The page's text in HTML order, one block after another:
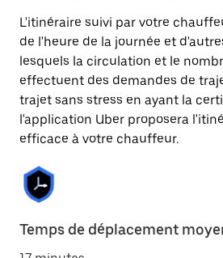
L'itinéraire suivi par votre
de l'heure de la journée et
lesquels la circulation et le
effectuent des demandes de
trajet sans stress en ayant la
l'application Uber proposera
efficace à votre chauffeur.
Temps de déplacement